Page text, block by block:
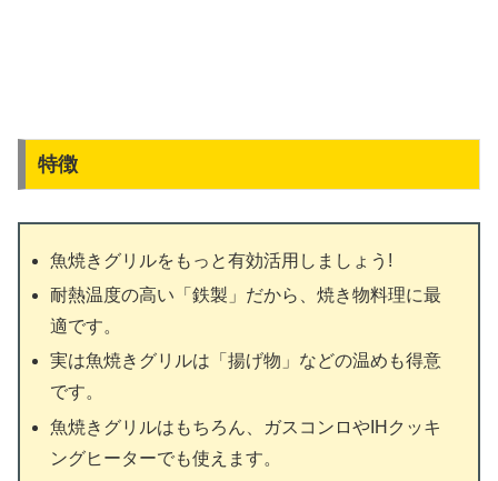
特徴
魚焼きグリルをもっと有効活用しましょう!
耐熱温度の高い「鉄製」だから、焼き物料理に最
適です。
実は魚焼きグリルは「揚げ物」などの温めも得意
です。
魚焼きグリルはもちろん、ガスコンロやIHクッキ
ングヒーターでも使えます。